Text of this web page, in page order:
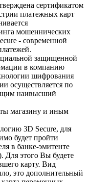
сертификатом
платежных карт
мошеннических
- современной
защищенной
в компанию
шифрования
осуществляется по
наивысший
магазину и иным
3D Secure, для
будет пройти
в банке-эмитенте
Для этого Вы будете
карту. Вид
это дополнительный